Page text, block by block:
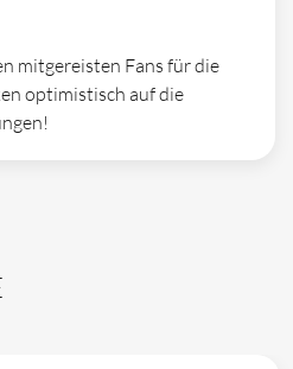
mitgereisten Fans für die
optimistisch auf die